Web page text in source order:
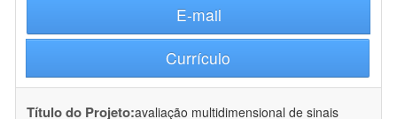
E-mail
Currículo
Título do Projeto:avaliação multidimensional de sinais